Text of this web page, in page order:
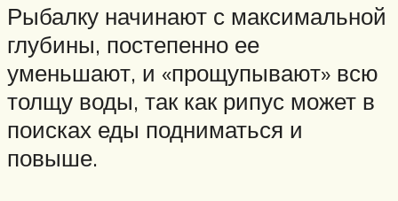
Рыбалку начинают с максимальной
глубины, постепенно ее
уменьшают, и «прощупывают» всю
толщу воды, так как рипус может в
поисках еды подниматься и
повыше.